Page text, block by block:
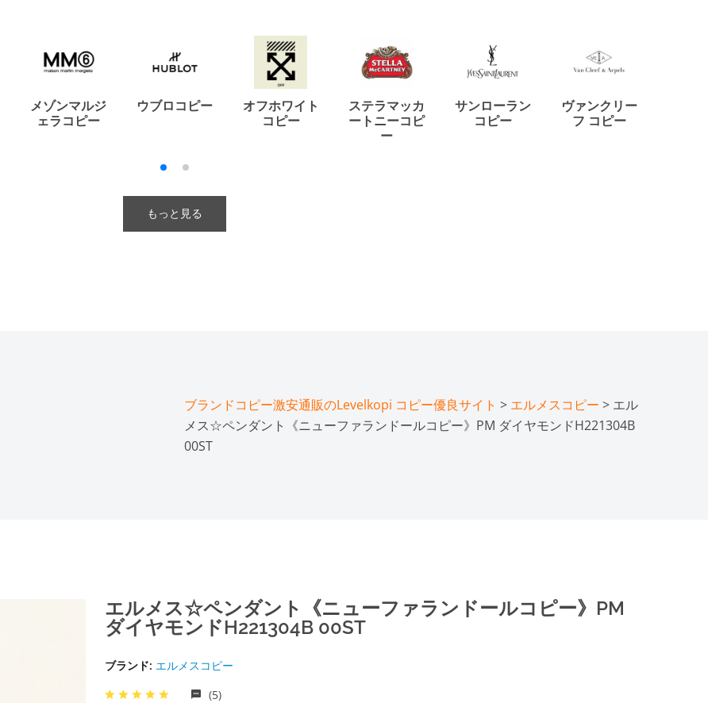
メゾンマルジ
ェラコピー
ウブロコピー
オフホワイト
コピー
ステラマッカ
ートニーコピ
ー
サンローラン
コピー
ヴァンクリー
フ コピー
もっと見る
ブランドコピー激安通販のLevelkopi コピー優良サイト > エルメスコピー > エル
メス☆ペンダント《ニューファランドールコピー》PM ダイヤモンドH221304B
00ST
エルメス☆ペンダント《ニューファランドールコピー》PM
ダイヤモンドH221304B 00ST
ブランド: エルメスコピー
(5)